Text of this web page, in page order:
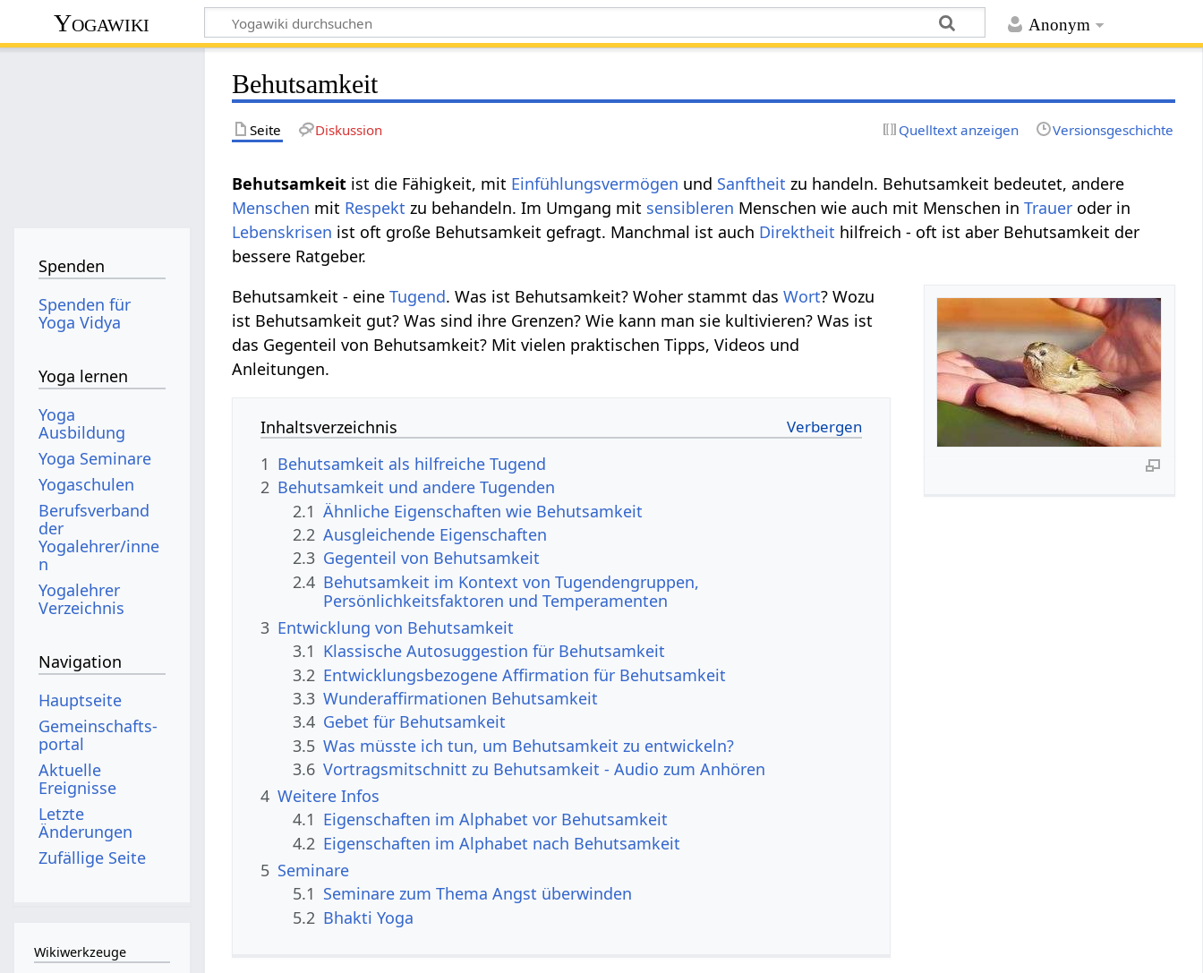
Anonym
Yogawiki
Behutsamkeit
Seite Diskussion Quelltext anzeigen Versionsgeschichte
Behutsamkeit ist die Fähigkeit, mit Einfühlungsvermögen und Sanftheit zu handeln. Behutsamkeit bedeutet, andere
Menschen mit Respekt zu behandeln. Im Umgang mit sensibleren Menschen wie auch mit Menschen inTrauer oder in
Lebenskrisen ist oft große Behutsamkeit gefragt. Manchmal ist auch Direktheit hilfreich - oft ist aber Behutsamkeit der
bessere Ratgeber.
Behutsamkeit - eineTugend. Was ist Behutsamkeit? Woher stammt dasWort? Wozu
ist Behutsamkeit gut? Was sind ihre Grenzen? Wie kann man sie kultivieren? Was ist
das Gegenteil von Behutsamkeit? Mit vielen praktischen Tipps, Videos und
Anleitungen.
Inhaltsverzeichnis
1 Behutsamkeit als hilfreiche Tugend
2 Behutsamkeit und andere Tugenden
2.1 Ähnliche Eigenschaften wie Behutsamkeit
2.2 Ausgleichende Eigenschaften
2.3 Gegenteil von Behutsamkeit
2.4 Behutsamkeit im Kontext von Tugendengruppen,
Persönlichkeitsfaktoren und Temperamenten
3 Entwicklung von Behutsamkeit
3.1 Klassische Autosuggestion für Behutsamkeit
3.2 Entwicklungsbezogene Affirmation für Behutsamkeit
3.3 Wunderaffirmationen Behutsamkeit
3.4 Gebet für Behutsamkeit
3.5 Was müsste ich tun, um Behutsamkeit zu entwickeln?
3.6 Vortragsmitschnitt zu Behutsamkeit - Audio zum Anhören
4 Weitere Infos
4.1 Eigenschaften im Alphabet vor Behutsamkeit
4.2 Eigenschaften im Alphabet nach Behutsamkeit
5 Seminare
5.1 Seminare zum Thema Angst überwinden
5.2 Bhakti Yoga
Spenden
Spenden für
Yoga Vidya
Yoga lernen
Yoga
Ausbildung
Yoga Seminare
Yogaschulen
Berufsverband
der
Yogalehrer/inne
n
Yogalehrer
Verzeichnis
Navigation
Hauptseite
Gemeinschafts­
portal
Aktuelle
Ereignisse
Letzte
Änderungen
Zufällige Seite
Wikiwerkzeuge